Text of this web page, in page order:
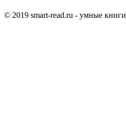
© 2019 smart-read.ru - умные книги